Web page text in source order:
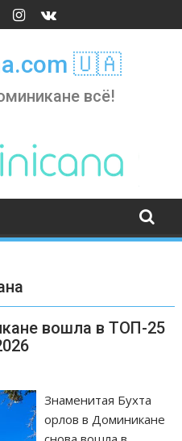
🇺🇦
всё!
вошла в ТОП-25
Знаменитая Бухта
орлов в Доминикане